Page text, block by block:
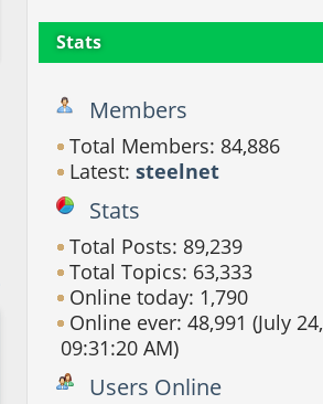
Stats
Members
Total Members: 84,886
Latest:steelnet
Stats
Total Posts: 89,239
Total Topics: 63,333
Online today: 1,790
Online ever: 48,991 (July
09:31:20 AM)
Users Online